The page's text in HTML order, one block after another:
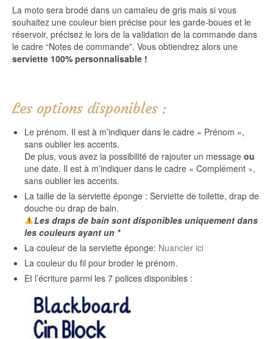
La moto sera brodé dans un camaïeu de gris mais si vous
souhaitez une couleur bien précise pour les garde-boues et le
réservoir, précisez le lors de la validation de la commande dans
le cadre “Notes de commande”. Vous obtiendrez alors une
serviette 100% personnalisable !
Les options disponibles :
Le prénom. Il est à m’indiquer dans le cadre « Prénom »,
sans oublier les accents.
De plus, vous avez la possibilité de rajouter un message ou
une date. Il est à m’indiquer dans le cadre « Complément »,
sans oublier les accents.
La taille de la serviette éponge : Serviette de toilette, drap de
douche ou drap de bain.
Les draps de bain sont disponibles uniquement dans
les couleurs ayant un *
La couleur de la serviette éponge: Nuancier ici
La couleur du fil pour broder le prénom.
Et l’écriture parmi les 7 polices disponibles :